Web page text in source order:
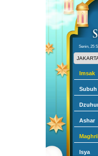
Senin, 25
Imsak
Subuh
Ashar
Isya